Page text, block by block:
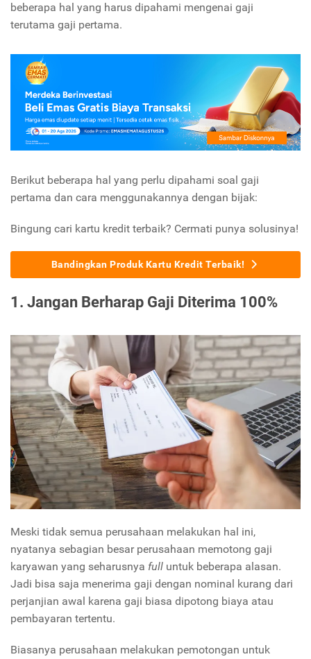
beberapa hal yang harus dipahami mengenai gaji
terutama gaji pertama.
Berikut beberapa hal yang perlu dipahami soal gaji
pertama dan cara menggunakannya dengan bijak:
Bingung cari kartu kredit terbaik? Cermati punya solusinya!
Bandingkan Produk Kartu Kredit Terbaik!
1. Jangan Berharap Gaji Diterima 100%
Meski tidak semua perusahaan melakukan hal ini,
nyatanya sebagian besar perusahaan memotong gaji
karyawan yang seharusnya full untuk beberapa alasan.
Jadi bisa saja menerima gaji dengan nominal kurang dari
perjanjian awal karena gaji biasa dipotong biaya atau
pembayaran tertentu.
Biasanya perusahaan melakukan pemotongan untuk